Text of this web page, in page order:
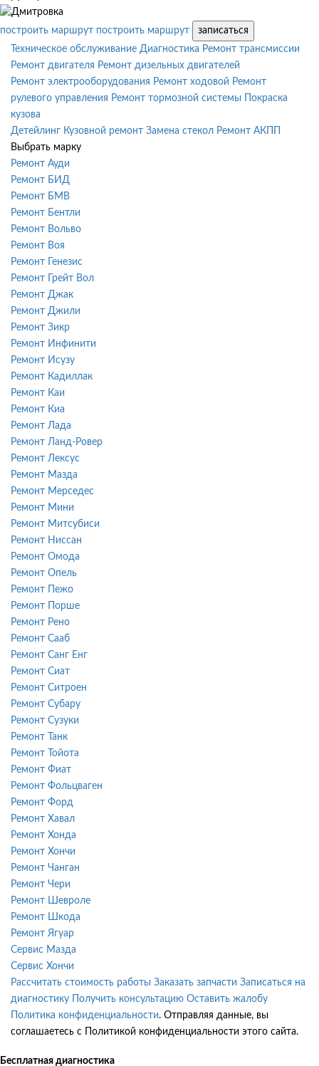
построить маршрут построить маршрут
записаться
Техническое обслуживание Диагностика Ремонт трансмиссии
Ремонт двигателя Ремонт дизельных двигателей
Ремонт электрооборудования Ремонт ходовой Ремонт
рулевого управления Ремонт тормозной системы
Покраска
кузова
Детейлинг Кузовной ремонт Замена стекол Ремонт АКПП
Выбрать марку
Ремонт Ауди
Ремонт БИД
Ремонт БМВ
Ремонт Бентли
Ремонт Вольво
Ремонт Воя
Ремонт Генезис
Ремонт Грейт Вол
Ремонт Джак
Ремонт Джили
Ремонт Зикр
Ремонт Инфинити
Ремонт Исузу
Ремонт Кадиллак
Ремонт Каи
Ремонт Киа
Ремонт Лада
Ремонт Ланд-Ровер
Ремонт Лексус
Ремонт Мазда
Ремонт Мерседес
Ремонт Мини
Ремонт Митсубиси
Ремонт Ниссан
Ремонт Омода
Ремонт Опель
Ремонт Пежо
Ремонт Порше
Ремонт Рено
Ремонт Сааб
Ремонт Санг Енг
Ремонт Сиат
Ремонт Ситроен
Ремонт Субару
Ремонт Сузуки
Ремонт Танк
Ремонт Тойота
Ремонт Фиат
Ремонт Фольцваген
Ремонт Форд
Ремонт Хавал
Ремонт Хонда
Ремонт Хончи
Ремонт Чанган
Ремонт Чери
Ремонт Шевроле
Ремонт Шкода
Ремонт Ягуар
Сервис Мазда
Сервис Хончи
Рассчитать стоимость работы Заказать запчасти Записаться на
диагностику
Получить консультацию Оставить жалобу
Политика конфиденциальности. Отправляя данные, вы
соглашаетесь с Политикой конфиденциальности этого сайта.
Бесплатная диагностика